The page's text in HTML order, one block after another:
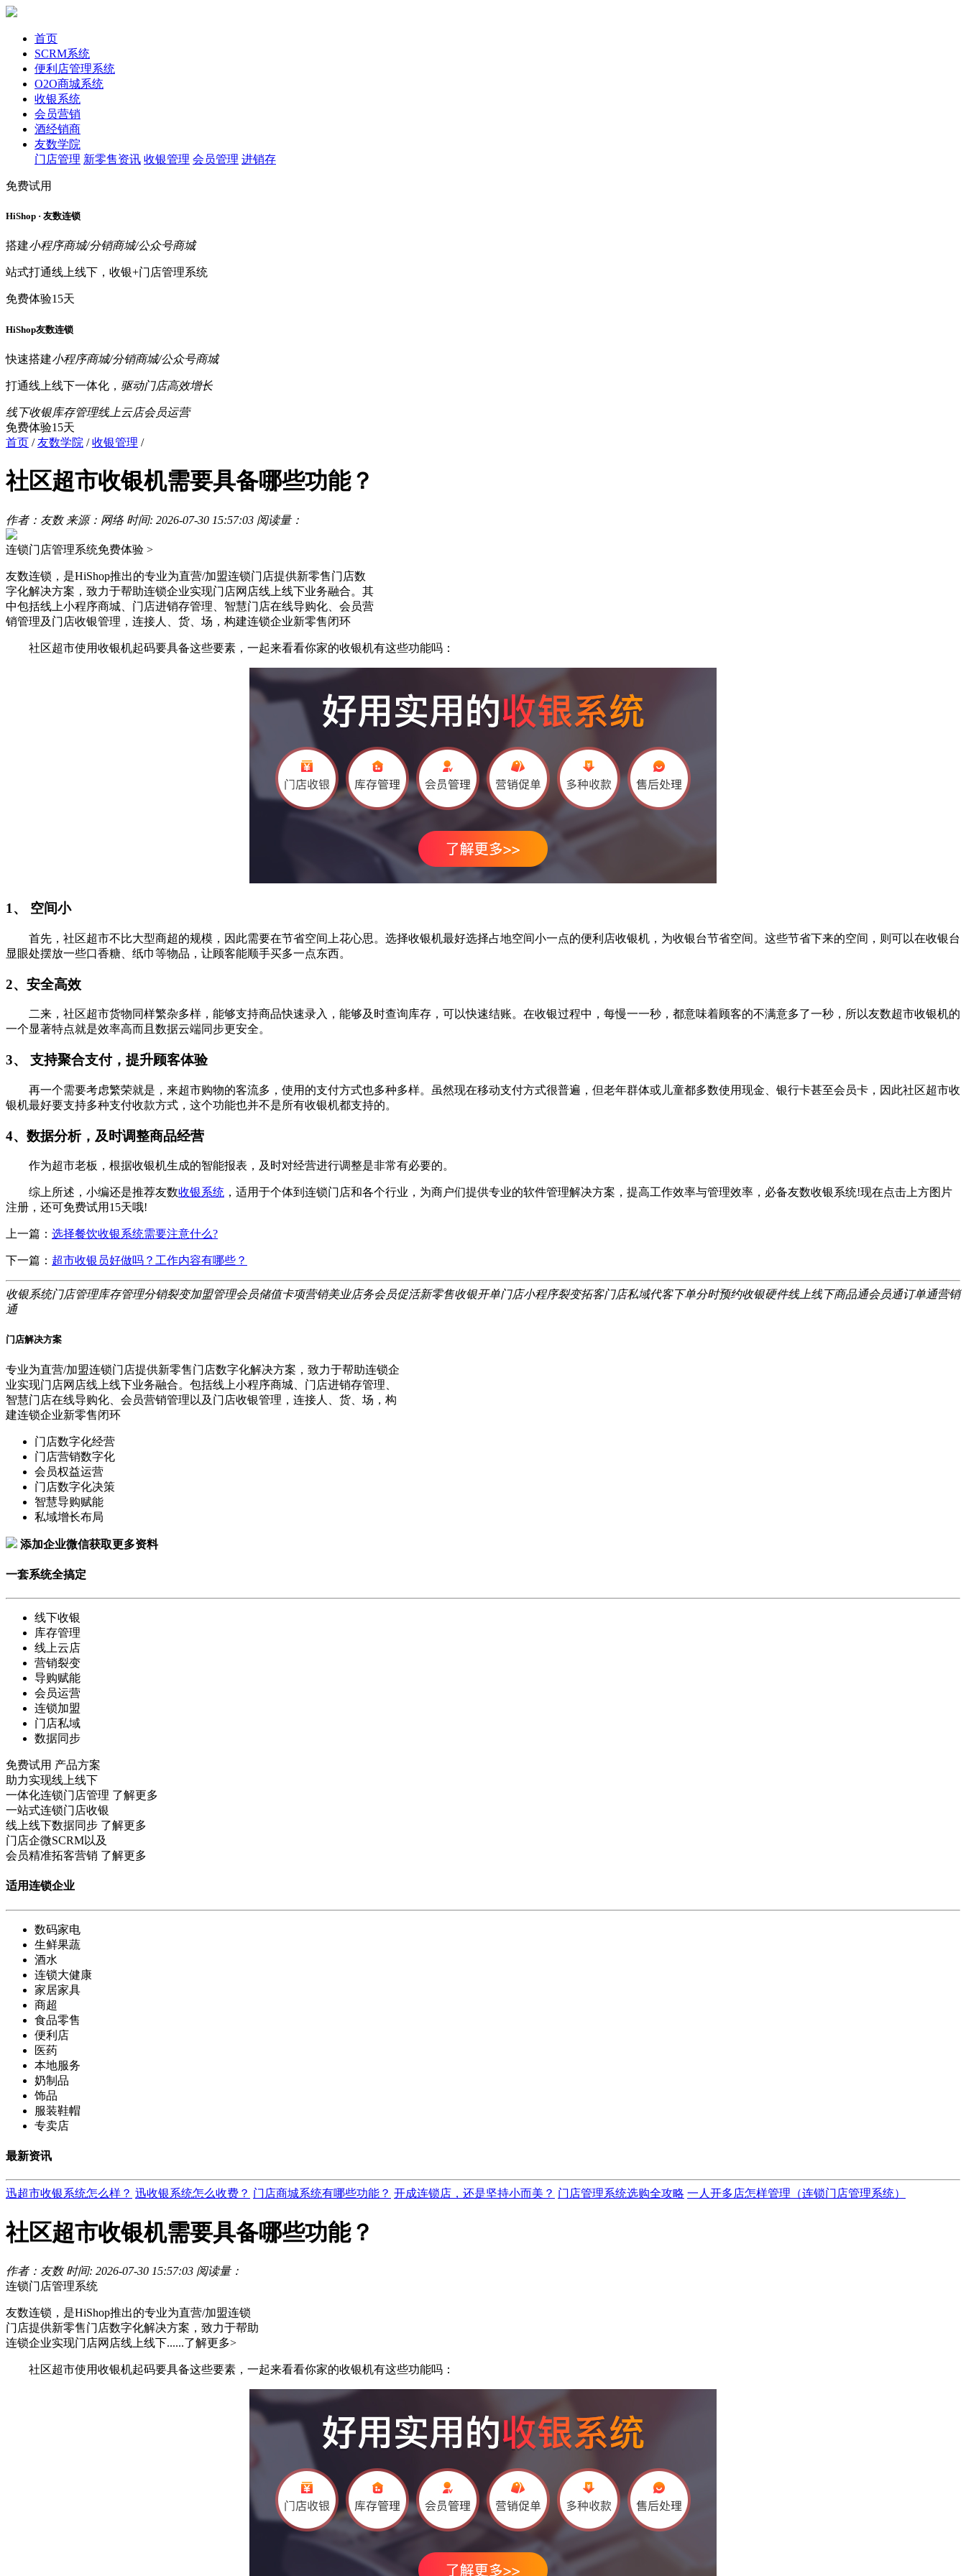
首页
SCRM系统
便利店管理系统
O2O商城系统
收银系统
会员营销
酒经销商
友数学院
门店管理 新零售资讯 收银管理 会员管理 进销存
免费试用
HiShop · 友数连锁
搭建小程序商城/分销商城/公众号商城
站式打通线上线下，收银+门店管理系统
免费体验15天
HiShop友数连锁
快速搭建小程序商城/分销商城/公众号商城
打通线上线下一体化， 驱动门店高效增长
线下收银库存管理线上云店会员运营
免费体验15天
首页 /友数学院 /收银管理 /
社区超市收银机需要具备哪些功能？
作者：友数 来源：网络 时间: 2026-07-30 15:57:03 阅读量：
连锁门店管理系统免费体验 >
友数连锁，是HiShop推出的专业为直营/加盟连锁门店提供新零售门店数
字化解决方案，致力于帮助连锁企业实现门店网店线上线下业务融合。其
中包括线上小程序商城、门店进销存管理、智慧门店在线导购化、会员营
销管理及门店收银管理，连接人、货、场，构建连锁企业新零售闭环
社区超市使用收银机起码要具备这些要素，一起来看看你家的收银机有这些功能吗：
1、 空间小
首先，社区超市不比大型商超的规模，因此需要在节省空间上花心思。选择收银机最好选择占地空间小一点的便利店收银机，为收银台节省空间。这些节省下来的空间，则可以在收银台
显眼处摆放一些口香糖、纸巾等物品，让顾客能顺手买多一点东西。
2、安全高效
二来，社区超市货物同样繁杂多样，能够支持商品快速录入，能够及时查询库存，可以快速结账。在收银过程中，每慢一一秒，都意味着顾客的不满意多了一秒，所以友数超市收银机的
一个显著特点就是效率高而且数据云端同步更安全。
3、 支持聚合支付，提升顾客体验
再一个需要考虑繁荣就是，来超市购物的客流多，使用的支付方式也多种多样。虽然现在移动支付方式很普遍，但老年群体或儿童都多数使用现金、银行卡甚至会员卡，因此社区超市收
银机最好要支持多种支付收款方式，这个功能也并不是所有收银机都支持的。
4、数据分析，及时调整商品经营
作为超市老板，根据收银机生成的智能报表，及时对经营进行调整是非常有必要的。
综上所述，小编还是推荐友数收银系统 ，适用于个体到连锁门店和各个行业，为商户们提供专业的软件管理解决方案，提高工作效率与管理效率，必备友数收银系统!现在点击上方图片
注册，还可免费试用15天哦!
上一篇： 选择餐饮收银系统需要注意什么?
下一篇： 超市收银员好做吗？工作内容有哪些？
收银系统门店管理库存管理分销裂变加盟管理会员储值卡项营销美业店务会员促活新零售收银开单门店小程序裂变拓客门店私域代客下单分时预约收银硬件线上线下商品通会员通订单通营销
通
门店解决方案
专业为直营/加盟连锁门店提供新零售门店数字化解决方案，致力于帮助连锁企
业实现门店网店线上线下业务融合。包括线上小程序商城、门店进销存管理、
智慧门店在线导购化、会员营销管理以及门店收银管理，连接人、货、场，构
建连锁企业新零售闭环
门店数字化经营
门店营销数字化
会员权益运营
门店数字化决策
智慧导购赋能
私域增长布局
添加企业微信获取更多资料
一套系统全搞定
线下收银
库存管理
线上云店
营销裂变
导购赋能
会员运营
连锁加盟
门店私域
数据同步
免费试用 产品方案
助力实现线上线下
一体化连锁门店管理 了解更多
一站式连锁门店收银
线上线下数据同步 了解更多
门店企微SCRM以及
会员精准拓客营销 了解更多
适用连锁企业
数码家电
生鲜果蔬
酒水
连锁大健康
家居家具
商超
食品零售
便利店
医药
本地服务
奶制品
饰品
服装鞋帽
专卖店
最新资讯
迅超市收银系统怎么样？ 迅收银系统怎么收费？ 门店商城系统有哪些功能？ 开成连锁店，还是坚持小而美？ 门店管理系统选购全攻略 一人开多店怎样管理（连锁门店管理系统）
社区超市收银机需要具备哪些功能？
作者：友数 时间: 2026-07-30 15:57:03 阅读量：
连锁门店管理系统
友数连锁，是HiShop推出的专业为直营/加盟连锁
门店提供新零售门店数字化解决方案，致力于帮助
连锁企业实现门店网店线上线下......了解更多>
社区超市使用收银机起码要具备这些要素，一起来看看你家的收银机有这些功能吗：